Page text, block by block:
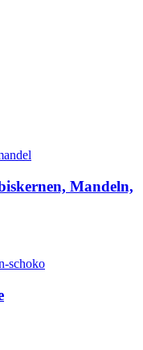
Mandeln,